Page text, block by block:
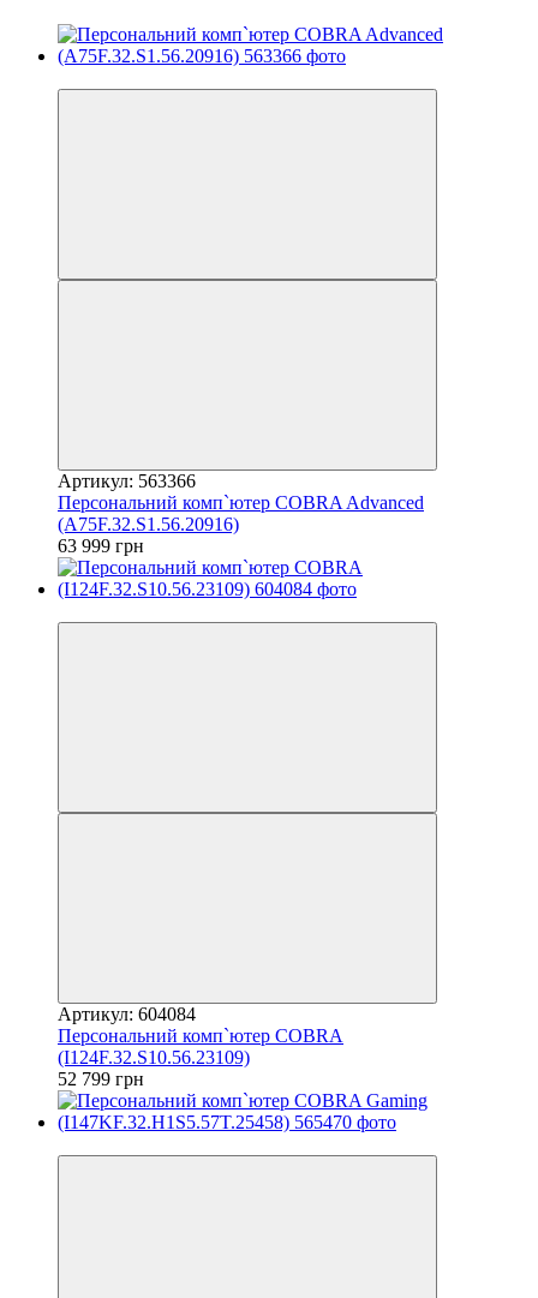
Артикул: 563366
Персональний комп`ютер COBRA Advanced
(A75F.32.S1.56.20916)
63 999 грн
Артикул: 604084
Персональний комп`ютер COBRA
(I124F.32.S10.56.23109)
52 799 грн